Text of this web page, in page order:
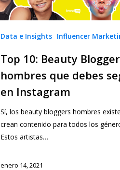
Data e Insights Influencer
Top 10: Beauty
hombres que debes
en Instagram
Sí, los beauty bloggers hombres
crean contenido para todos los
Estos artistas…
enero 14, 2021